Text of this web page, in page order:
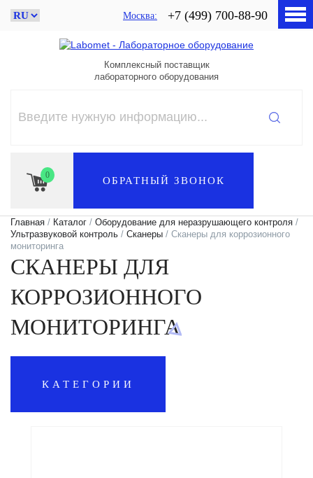
Москва +7 (499) 700-88-90
Комплексный поставщик
лабораторного оборудования
0 ОБРАТНЫЙ ЗВОНОК
Главная / Каталог / Оборудование для неразрушающего контроля /
Ультразвуковой контроль / Сканеры / Сканеры для коррозионного
мониторинга
СКАНЕРЫ ДЛЯ
КОРРОЗИОННОГО
МОНИТОРИНГА
КАТЕГОРИИ